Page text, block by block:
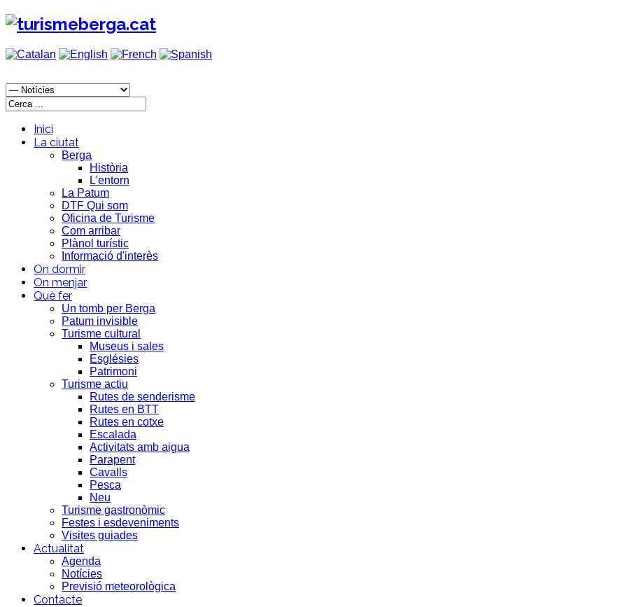
Inici
La ciutat
Berga
Història
L'entorn
La Patum
DTF Qui som
Oficina de Turisme
Com arribar
Plànol turístic
Informació d'interès
On dormir
On menjar
Què fer
Un tomb per Berga
Patum invisible
Turisme cultural
Museus i sales
Esglésies
Patrimoni
Turisme actiu
Rutes de senderisme
Rutes en BTT
Rutes en cotxe
Escalada
Activitats amb aigua
Parapent
Cavalls
Pesca
Neu
Turisme gastronòmic
Festes i esdeveniments
Visites guiades
Actualitat
Agenda
Notícies
Previsió meteorològica
Contacte